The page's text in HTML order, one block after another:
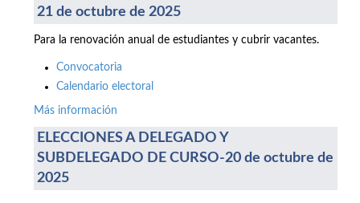
21 de octubre de 2025
Para la renovación anual de estudiantes y cubrir vacantes.
Convocatoria
Calendario electoral
Más información
ELECCIONES A DELEGADO Y
SUBDELEGADO DE CURSO-20 de octubre de
2025